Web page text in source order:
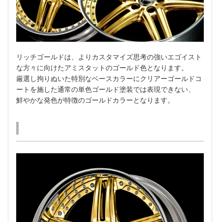
リッチゴールドは、よりカスタマイズ思考の強いエゴイスト
な方々に向けたアミスタットのゴールド色となります。
厳選し拘りぬいた特別なベースカラーにクリアーゴールドコ
ートを施した通常の単色ゴールド塗装では表現できない、
鮮やかな発色が特徴のゴールドカラーとなります。